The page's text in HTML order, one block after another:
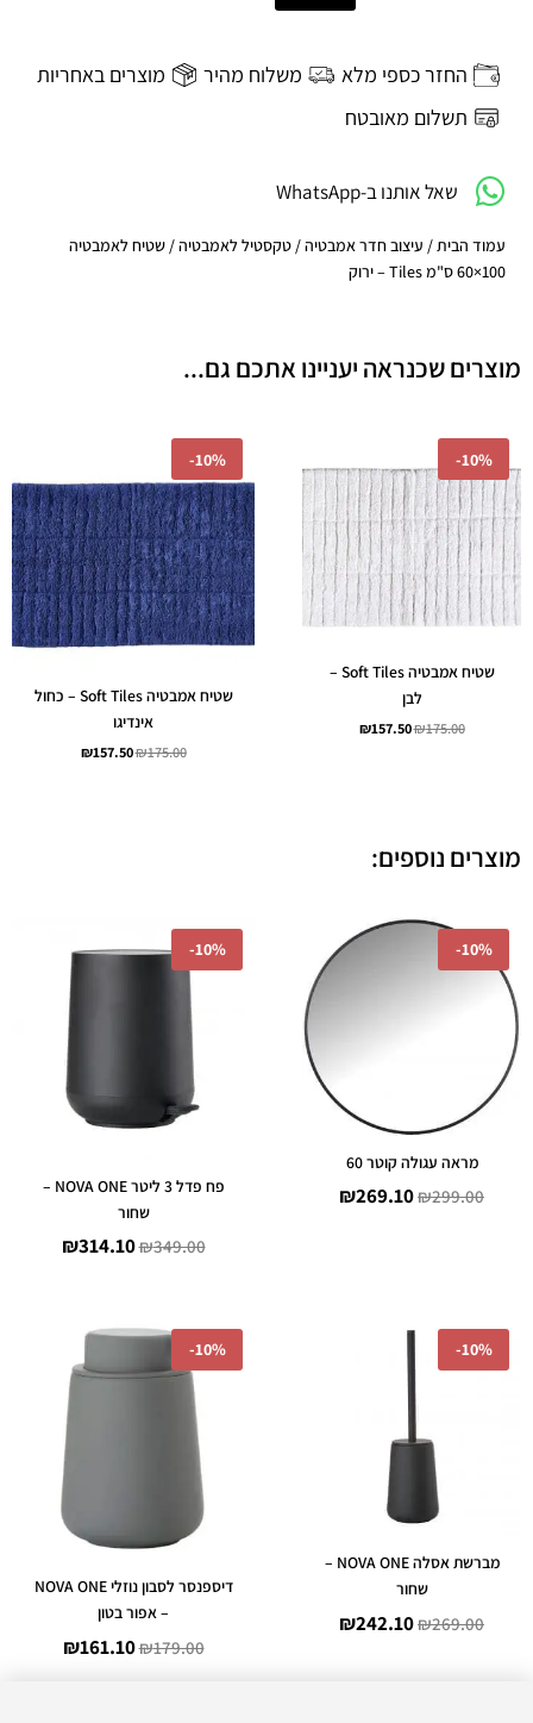
עמוד הבית/ עיצוב חדר אמבטיה/ טקסטיל לאמבטיה/ שטיח לאמבטיה
100×60 ס"מ Tiles – ירוק
100x60
ס"מ
Tiles
החזר כספי מלא משלוח מהיר
מוצרים באחריות
תשלום מאובטח
שאל אותנו ב-WhatsApp
מוצרים שכנראה יעניינו אתכם גם...
10%
-
שטיח אמבטיה Soft Tiles –
לבן
₪175.00
היה:
₪175.00.
₪157.50
הוא:
₪157.50.
10%
-
שטיח אמבטיה Soft Tiles – כחול
אינדיגו
₪175.00
₪175.00.
₪157.50
₪157.50.
מוצרים נוספים:
10%
-
מראה עגולה קוטר 60
₪299.00
המחיר
₪269.10
הנוכחי
הוא:
₪269.10.
10%
-
פח פדל 3 ליטר NOVA ONE –
שחור
₪349.00
המקורי
₪349.00.
₪314.10
10%
-
מברשת אסלה NOVA ONE –
שחור
₪269.00
המחיר
המקורי
היה:
₪269.00.
₪242.10
10%
-
דיספנסר לסבון נוזלי NOVA ONE
– אפור בטון
₪179.00
המחיר
היה:
₪179.00.
₪161.10